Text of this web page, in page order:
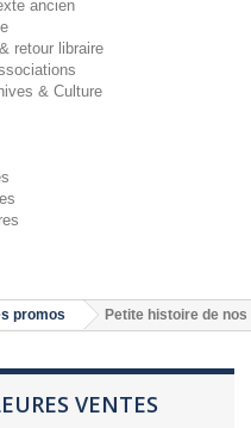
ancien
retour libraire
& Culture
promos Petite histoire de
VENTES